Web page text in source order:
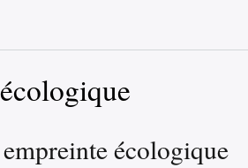
écologique